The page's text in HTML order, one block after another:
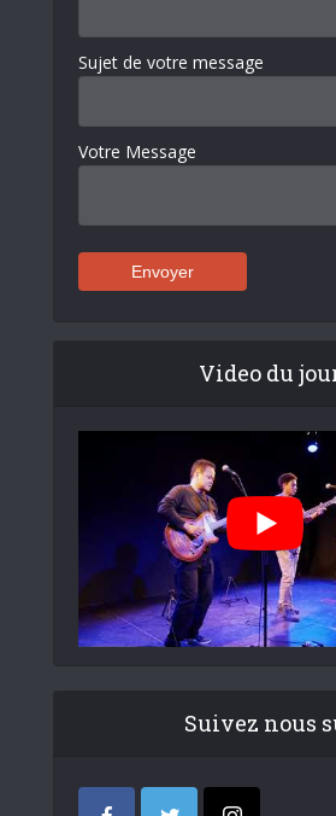
Sujet de votre message
Votre Message
Video du
Suivez nous